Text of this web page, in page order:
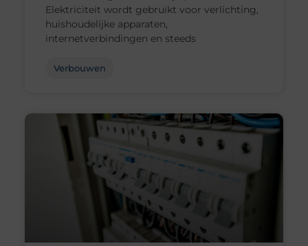
Elektriciteit wordt gebruikt voor verlichting,
huishoudelijke apparaten,
internetverbindingen en steeds
Verbouwen